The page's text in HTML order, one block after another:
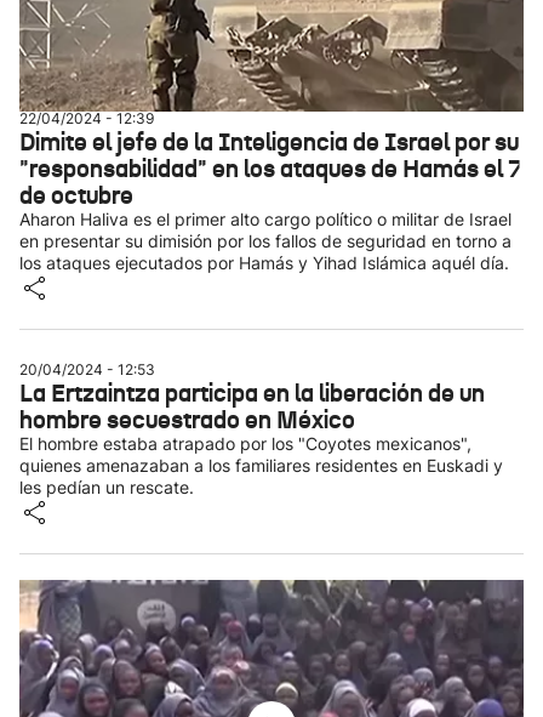
22/04/2024 - 12:39
Dimite el jefe de la Inteligencia de Israel por su
"responsabilidad" en los ataques de Hamás el 7
de octubre
Aharon Haliva es el primer alto cargo político o militar de Israel
en presentar su dimisión por los fallos de seguridad en torno a
los ataques ejecutados por Hamás y Yihad Islámica aquél día.
20/04/2024 - 12:53
La Ertzaintza participa en la liberación de un
hombre secuestrado en México
El hombre estaba atrapado por los "Coyotes mexicanos",
quienes amenazaban a los familiares residentes en Euskadi y
les pedían un rescate.